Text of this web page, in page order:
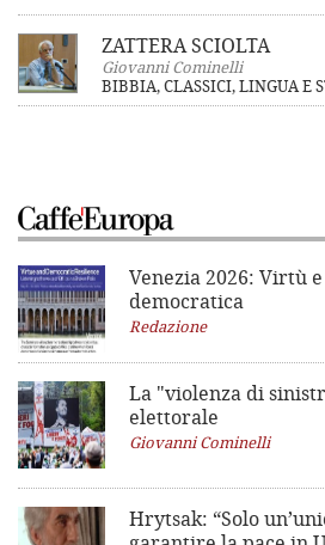
ZATTERA SCIOLTA
Giovanni Cominelli
BIBBIA, CLASSICI, LINGUA E
Venezia 2026: Virtù
democratica
Redazione
La "violenza di
elettorale
Giovanni Cominelli
Hrytsak: “Solo